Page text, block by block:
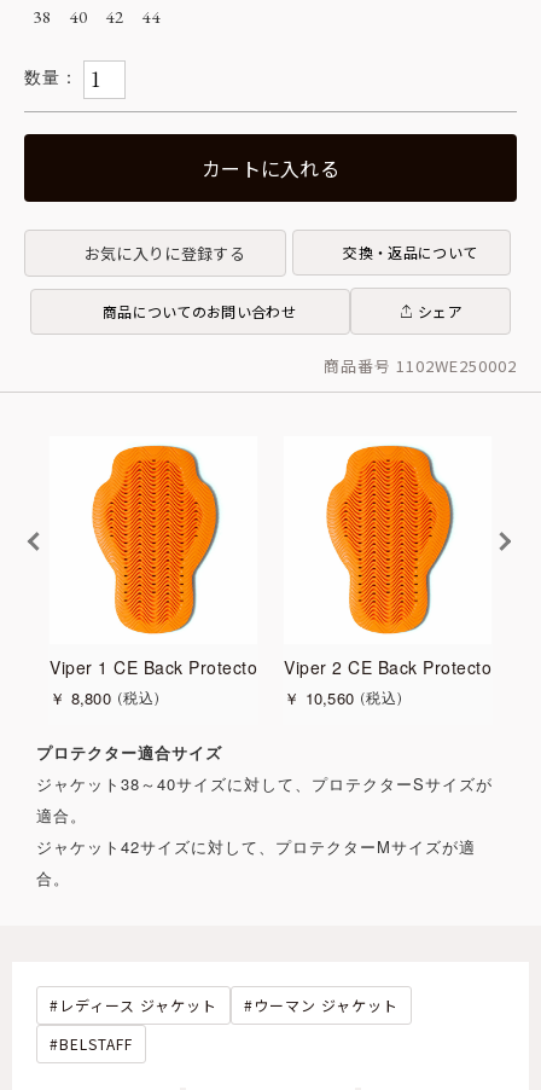
38
40 42 44
カートに入れる
お気に入りに登録する 交換・返品について
商品についてのお問い合わせ シェア
商品番号 1102WE250002
Viper 1 CE Back Protector
￥ 8,800 税込
Viper 2 CE Back Protector
￥ 10,560 税込
プロテクター適合サイズ
ジャケット38～40サイズに対して、プロテクターSサイズが
適合。
ジャケット42サイズに対して、プロテクターMサイズが適
合。
レディース ジャケット
ウーマン ジャケット
BELSTAFF